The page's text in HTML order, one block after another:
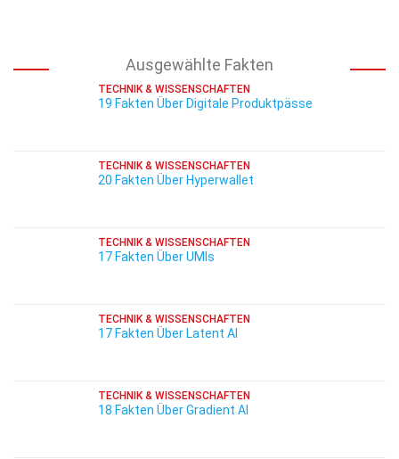
Ausgewählte Fakten
TECHNIK & WISSENSCHAFTEN
19 Fakten Über Digitale Produktpässe
TECHNIK & WISSENSCHAFTEN
20 Fakten Über Hyperwallet
TECHNIK & WISSENSCHAFTEN
17 Fakten Über UMIs
TECHNIK & WISSENSCHAFTEN
17 Fakten Über Latent AI
TECHNIK & WISSENSCHAFTEN
18 Fakten Über Gradient AI